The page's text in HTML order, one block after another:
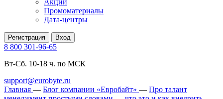
Акции
Промоматериалы
Дата-центры
Регистрация Вход
8 800 301-96-65
Вт-Сб. 10-18 ч. по МСК
support@eurobyte.ru
Главная — Блог компании «Евробайт» — Про талант